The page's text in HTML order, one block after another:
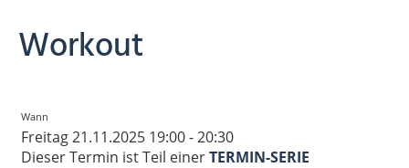
Workout
Wann
Freitag 21.11.2025 19:00 - 20:30
Dieser Termin ist Teil einerTERMIN-SERIE